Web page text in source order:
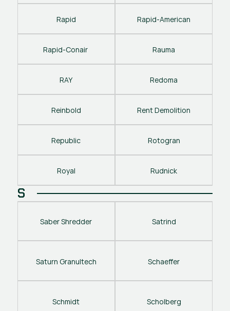
Rapid Rapid-American
Rapid-Conair Rauma
RAY Redoma
Reinbold Rent Demolition
Republic Rotogran
Royal Rudnick
S
Saber Shredder Satrind
Saturn Granultech Schaeffer
Schmidt Scholberg